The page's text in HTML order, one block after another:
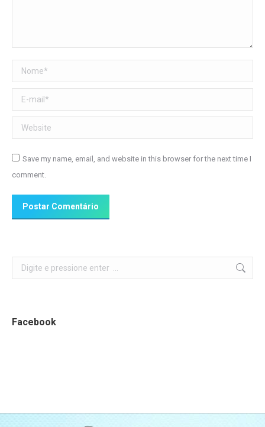
Nome *
E-mail *
Website
Save my name, email, and website in this browser for the next time I
comment.
Postar Comentário
Search:
Facebook